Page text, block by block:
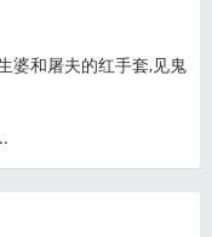
婆和屠夫的红手套,见鬼